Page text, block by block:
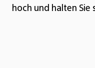
hoch und halten